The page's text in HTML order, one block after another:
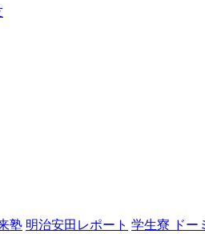
塾 明治安田レポート 学生寮 ドー